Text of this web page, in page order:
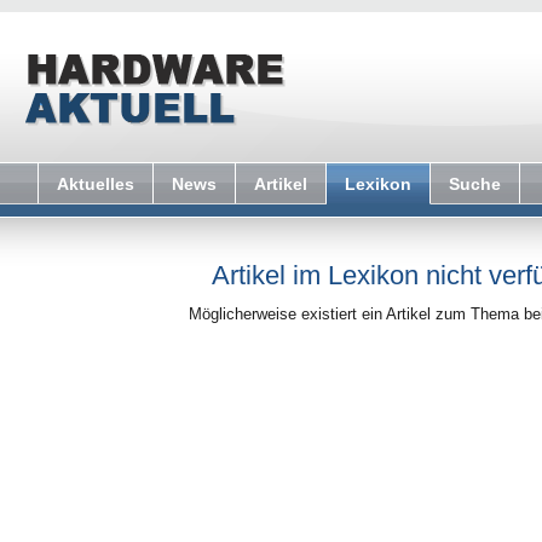
Aktuelles News Artikel Lexikon Suche
Artikel im Lexikon nicht
Möglicherweise existiert ein Artikel zum Thema